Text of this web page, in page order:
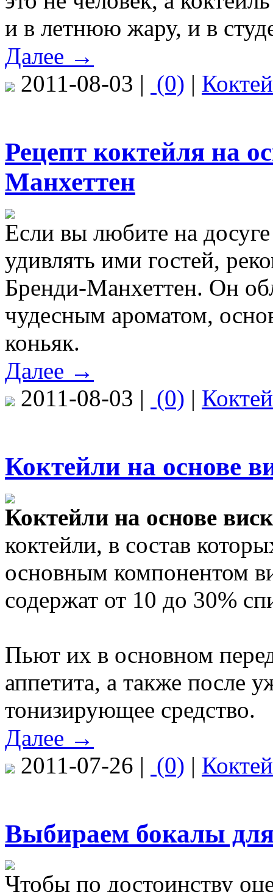
и в летнюю жару, и в
Далее →
2011-08-03 | (0) |
Рецепт коктейля на
Манхеттен
Если вы любите на
удивлять ими гостей,
Бренди-Манхеттен. Он
чудесным ароматом,
коньяк.
Далее →
2011-08-03 | (0) |
Коктейли на основе
Коктейли на основе
коктейли, в состав
основным компонентом
содержат от 10 до 30%
Пьют их в основном
аппетита, а также после
тонизирующее средство.
Далее →
2011-07-26 | (0) |
Выбираем бокалы
Чтобы по достоинству